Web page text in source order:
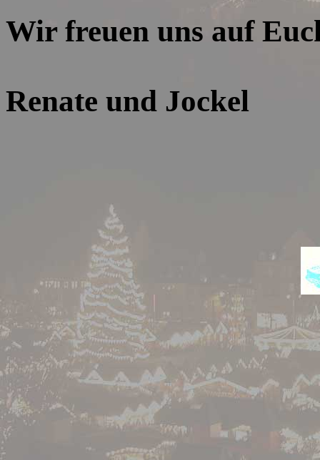
Wir freuen uns auf
Renate und Jockel